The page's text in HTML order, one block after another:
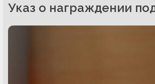
Указ о награждении